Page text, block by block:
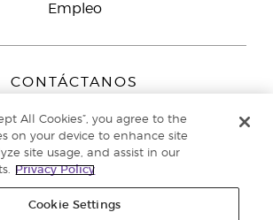
Empleo
CONTÁCTANOS
Peizerweg 97
9727 AJ Groningen
Netherlands
de atención:900-812976
All Cookies”, you agree to the
on your device to enhance site
site usage, and assist in our
Privacy Policy
Cookie Settings